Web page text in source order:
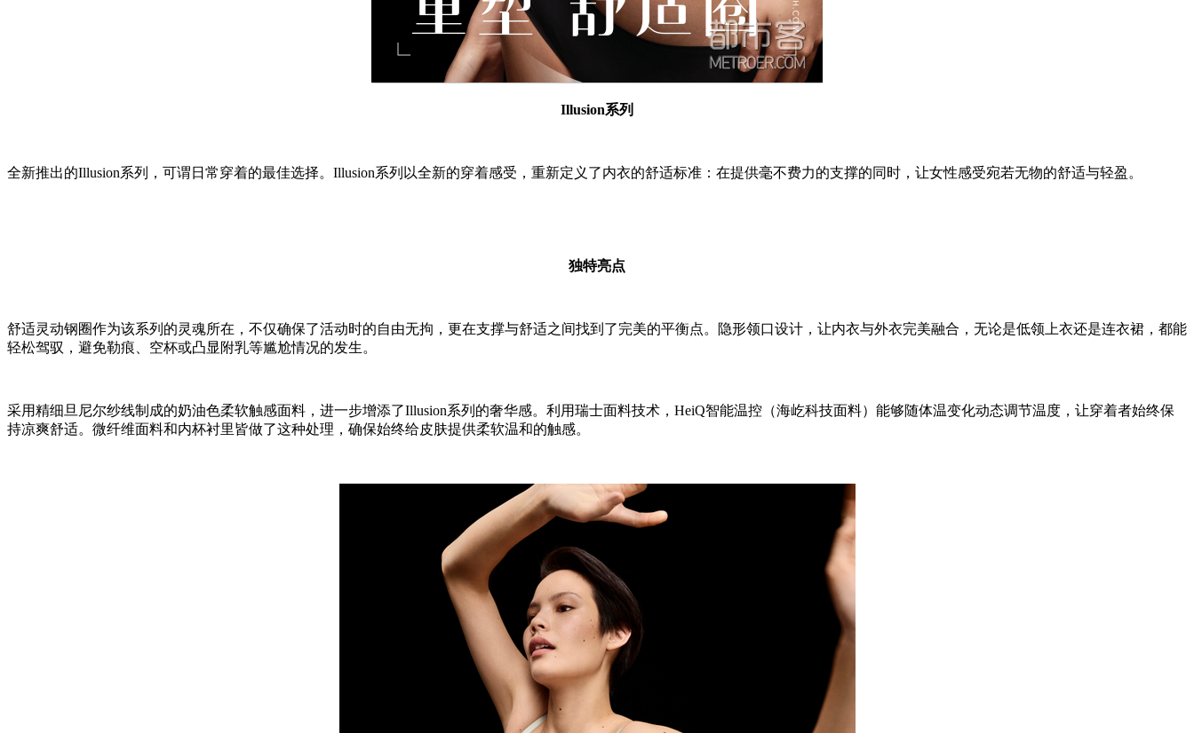
Illusion系列
全新推出的Illusion系列，可谓日常穿着的最佳选择。Illusion系列以全新的穿着感受，重新定义了内衣的舒适标准：在提供毫不费力的支撑的同时，让女性感受宛若无物的舒适与轻盈。
独特亮点
舒适灵动钢圈作为该系列的灵魂所在，不仅确保了活动时的自由无拘，更在支撑与舒适之间找到了完美的平衡点。隐形领口设计，让内衣与外衣完美融合，无论是低领上衣还是连衣裙，都能
轻松驾驭，避免勒痕、空杯或凸显附乳等尴尬情况的发生。
采用精细旦尼尔纱线制成的奶油色柔软触感面料，进一步增添了Illusion系列的奢华感。利用瑞士面料技术，HeiQ智能温控（海屹科技面料）能够随体温变化动态调节温度，让穿着者始终保
持凉爽舒适。微纤维面料和内杯衬里皆做了这种处理，确保始终给皮肤提供柔软温和的触感。